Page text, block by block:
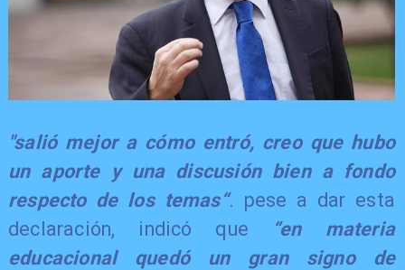
"salió mejor a cómo entró, creo que hubo
un aporte y una discusión bien a fondo
respecto de los temas“. pese a dar esta
declaración, indicó que
“en materia
educacional quedó un gran signo de